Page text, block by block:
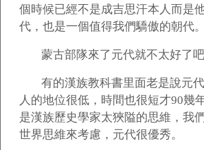
個時候已經不是成吉思汗本人而是
代，也是一個值得我們驕傲的朝代。
蒙古部隊來了元代就不太好了
有的漢族教科書里面老是說元
人的地位很低，時間也很短才90幾
是漢族歷史學家太狹隘的思維，我
世界思維來考慮，元代很優秀。